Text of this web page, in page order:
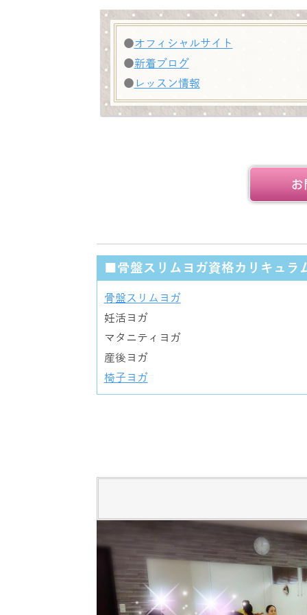
●オフィシャルサイト
●新着ブログ
●レッスン情報
■骨盤スリムヨガ資格カリキュラ
骨盤スリムヨガ
妊活ヨガ
マタニティヨガ
産後ヨガ
椅子ヨガ